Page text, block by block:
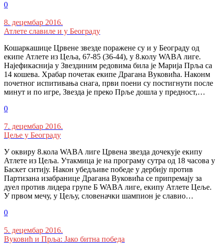
0
8. децембар 2016.
Атлете славиле и у Београду
Кошаркашице Црвене звезде поражене су и у Београду од
екипе Атлете из Цеља, 67-85 (36-44), у 8.колу WABA лиге.
Најефикаснија у Звездиним редовима била је Марија Прља са
14 кошева. Храбар почетак екипе Драгана Вуковића. Наконм
почетног испитивања снага, први поени су постигнути после
минут и по игре, Звезда је преко Прље дошла у предност,…
0
7. децембар 2016.
Цеље у Београду
У оквиру 8.кола WABA лиге Црвена звезда дочекује екипу
Атлете из Цеља. Утакмица је на програму сутра од 18 часова у
Баскет ситију. Након убедљиве победе у дербију против
Партизана изабранице Драгана Вуковића се припремају за
дуел против лидера групе Б WABA лиге, екипу Атлете Цеље.
У првом мечу, у Цељу, словеначки шампион је славио…
0
5. децембар 2016.
Вуковић и Прља: Јако битна победа